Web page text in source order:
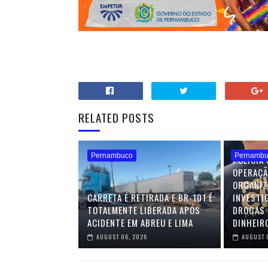
RELATED POSTS
Pernambuco
CARRETA É RETIRADA E BR-101 É
TOTALMENTE LIBERADA APÓS
ACIDENTE EM ABREU E LIMA
AUGUST 06, 2026
POLÍCIA
DROGAS